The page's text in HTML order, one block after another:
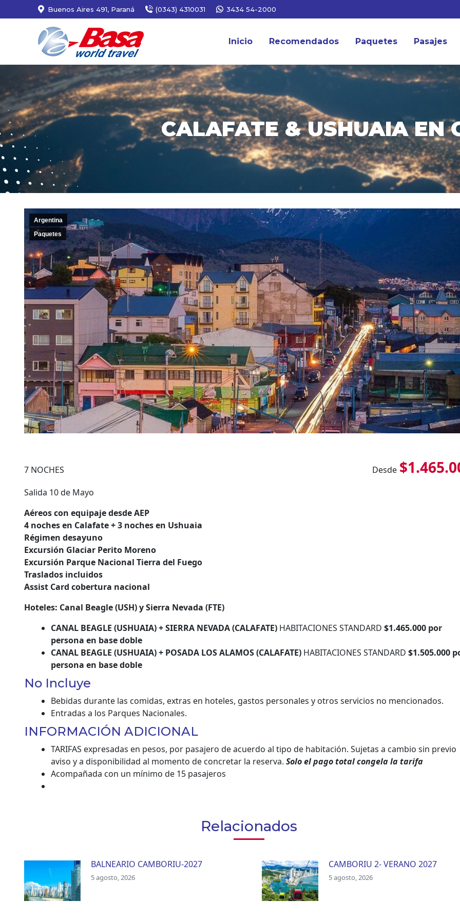
Buenos Aires 491, Paraná (0343) 4310031 3434 54-2000
Inicio Recomendados Paquetes Pasajes
CALAFATE & USHUAIA EN
Argentina
Paquetes
7 NOCHES Desde
Salida 10 de Mayo
Aéreos con equipaje desde AEP
4 noches en Calafate + 3 noches en Ushuaia
Régimen desayuno
Excursión Glaciar Perito Moreno
Excursión Parque Nacional Tierra del Fuego
Traslados incluidos
Assist Card cobertura nacional
Hoteles: Canal Beagle (USH) y Sierra Nevada (FTE)
CANAL BEAGLE (USHUAIA) + SIERRA NEVADA (CALAFATE) HABITACIONES STANDARD $1.465.000 por
persona en base doble
CANAL BEAGLE (USHUAIA) + POSADA LOS ALAMOS (CALAFATE) HABITACIONES STANDARD $1.505.000
persona en base doble
No Incluye
Bebidas durante las comidas, extras en hoteles, gastos personales y otros servicios no mencionados.
Entradas a los Parques Nacionales.
INFORMACIÓN ADICIONAL
TARIFAS expresadas en pesos, por pasajero de acuerdo al tipo de habitación. Sujetas a cambio sin previo
aviso y a disponibilidad al momento de concretar la reserva. Solo el pago total congela la tarifa
Acompañada con un mínimo de 15 pasajeros
Relacionados
BALNEARIO CAMBORIU-2027
5 agosto, 2026
CAMBORIU 2- VERANO 2027
5 agosto, 2026